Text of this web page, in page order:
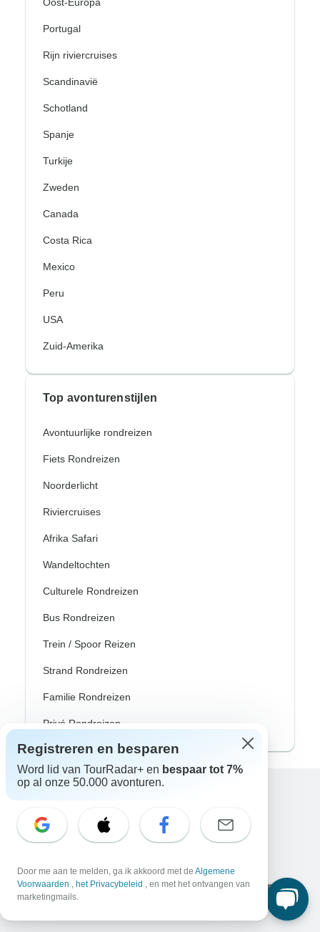
Oost-Europa
Portugal
Rijn riviercruises
Scandinavië
Schotland
Spanje
Turkije
Zweden
Canada
Costa Rica
Mexico
Peru
USA
Zuid-Amerika
Top avonturenstijlen
Avontuurlijke rondreizen
Fiets Rondreizen
Noorderlicht
Riviercruises
Afrika Safari
Wandeltochten
Culturele Rondreizen
Bus Rondreizen
Trein / Spoor Reizen
Strand Rondreizen
Familie Rondreizen
Privé Rondreizen
10.000+ reviews op
Registreren en besparen
Word lid van TourRadar+ en bespaar tot 7%
op al onze 50.000 avonturen.
Door me aan te melden, ga ik akkoord met de Algemene
Voorwaarden , het Privacybeleid , en met het ontvangen van
marketingmails.